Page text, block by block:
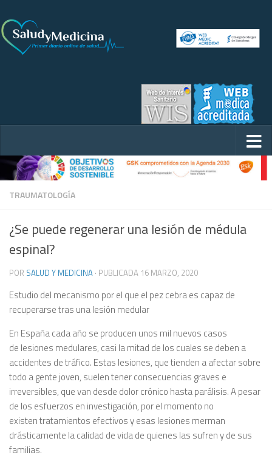
TRAUMATOLOGÍA
¿Se puede regenerar una lesión de médula
espinal?
POR SALUD Y MEDICINA · PUBLICADA 16 MARZO, 2020
Estudio del mecanismo por el que el pez cebra es capaz de
recuperarse tras una lesión medular
En España cada año se producen unos mil nuevos casos
de lesiones medulares, casi la mitad de los cuales se deben a
accidentes de tráfico. Estas lesiones, que tienden a afectar sobre
todo a gente joven, suelen tener consecuencias graves e
irreversibles, que van desde dolor crónico hasta parálisis. A pesar
de los esfuerzos en investigación, por el momento no
existen tratamientos efectivos y esas lesiones merman
drásticamente la calidad de vida de quienes las sufren y de sus
familias.